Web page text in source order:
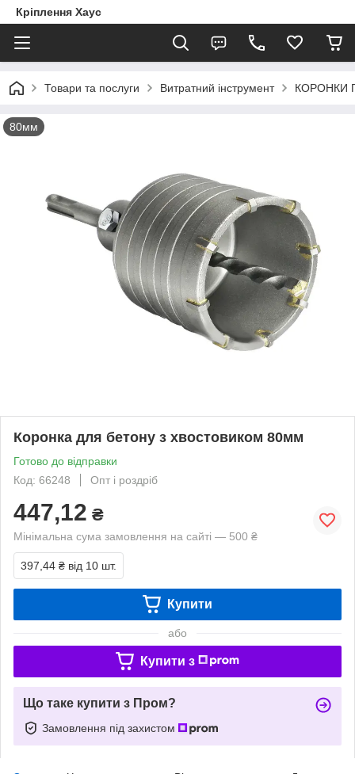
Кріплення Хаус
Товари та послуги Витратний інструмент КОРОНКИ
80мм
Коронка для бетону з хвостовиком 80мм
Готово до відправки
Код: 66248
Опт і роздріб
447,12 ₴
Мінімальна сума замовлення на сайті — 500 ₴
397,44 ₴ від 10 шт.
Купити
або
Купити з
Що таке купити з Пром?
Замовлення під захистом